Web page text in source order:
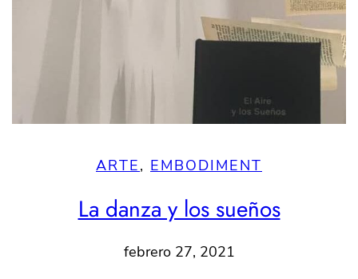
ARTE, EMBODIMENT
La danza y los sueños
febrero 27, 2021